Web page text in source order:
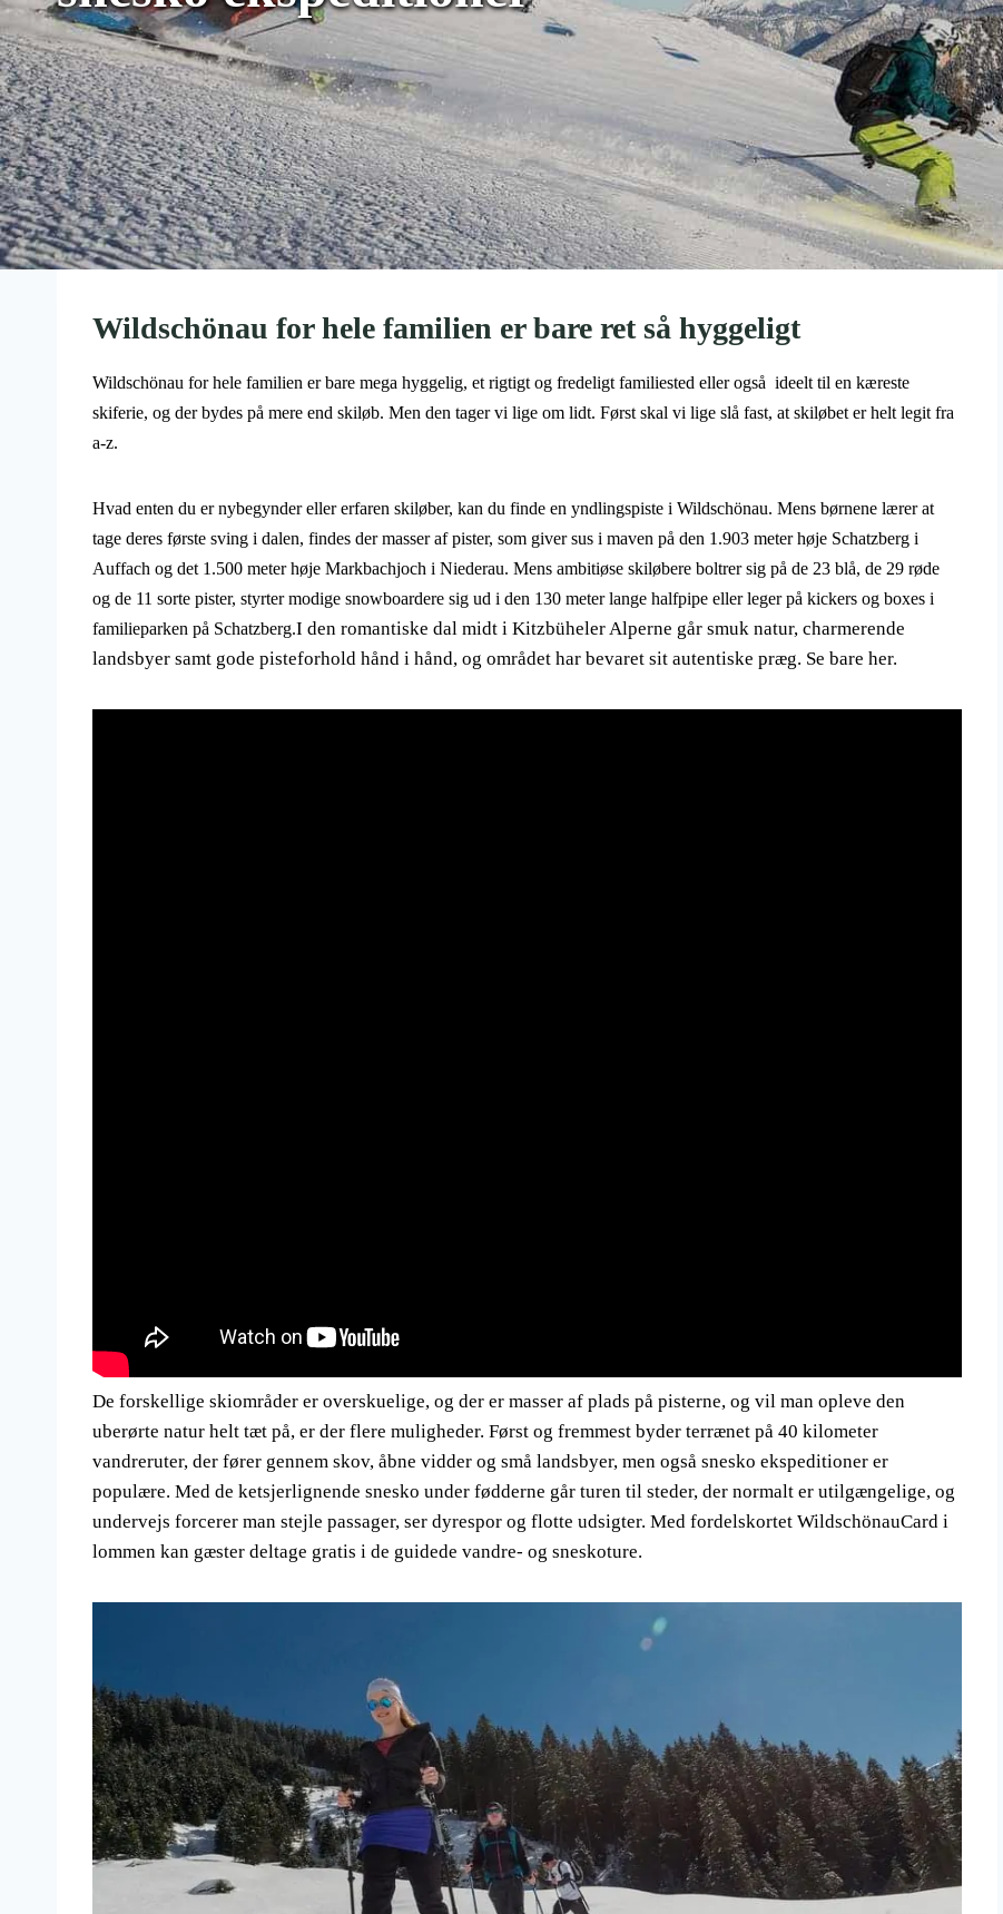
Wildschönau for hele familien er bare ret så hyggeligt
Wildschönau for hele familien er bare mega hyggelig, et rigtigt og fredeligt familiested eller også ideelt til en kæreste
skiferie, og der bydes på mere end skiløb. Men den tager vi lige om lidt. Først skal vi lige slå fast, at skiløbet er helt legit fra
a-z.
Hvad enten du er nybegynder eller erfaren skiløber, kan du finde en yndlingspiste i Wildschönau. Mens børnene lærer at
tage deres første sving i dalen, findes der masser af pister, som giver sus i maven på den 1.903 meter høje Schatzberg i
Auffach og det 1.500 meter høje Markbachjoch i Niederau. Mens ambitiøse skiløbere boltrer sig på de 23 blå, de 29 røde
og de 11 sorte pister, styrter modige snowboardere sig ud i den 130 meter lange halfpipe eller leger på kickers og boxes i
familieparken på Schatzberg.I den romantiske dal midt i Kitzbüheler Alperne går smuk natur, charmerende
landsbyer samt gode pisteforhold hånd i hånd, og området har bevaret sit autentiske præg. Se bare her.
De forskellige skiområder er overskuelige, og der er masser af plads på pisterne, og vil man opleve den
uberørte natur helt tæt på, er der flere muligheder. Først og fremmest byder terrænet på 40 kilometer
vandreruter, der fører gennem skov, åbne vidder og små landsbyer, men også snesko ekspeditioner er
populære. Med de ketsjerlignende snesko under fødderne går turen til steder, der normalt er utilgængelige, og
undervejs forcerer man stejle passager, ser dyrespor og flotte udsigter. Med fordelskortet WildschönauCard i
lommen kan gæster deltage gratis i de guidede vandre- og sneskoture.